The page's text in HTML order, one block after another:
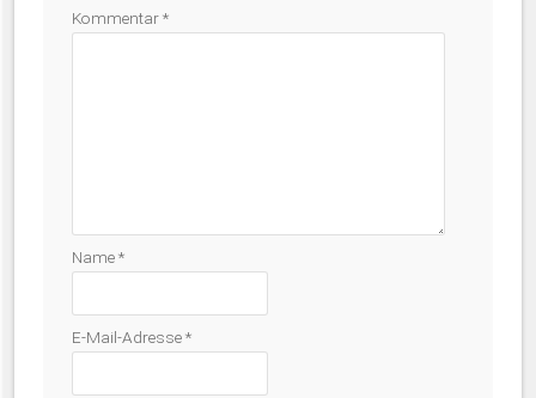
Kommentar*
Name*
E-Mail-Adresse*